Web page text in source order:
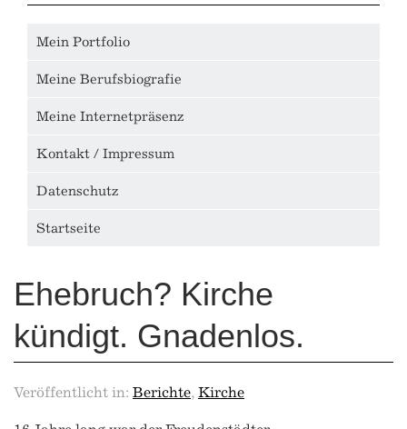
Mein Portfolio
Meine Berufsbiografie
Meine Internetpräsenz
Kontakt / Impressum
Datenschutz
Startseite
Ehebruch? Kirche
kündigt. Gnadenlos.
Veröffentlicht in: Berichte, Kirche